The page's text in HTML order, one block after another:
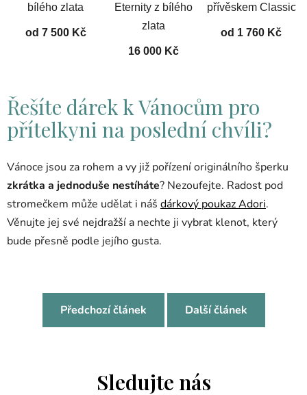
bílého zlata
od 7 500 Kč
Eternity z bílého
zlata
16 000 Kč
přívěskem Classic
od 1 760 Kč
Řešíte dárek k Vánocům pro
přítelkyni na poslední chvíli?
Vánoce jsou za rohem a vy již pořízení originálního šperku
zkrátka a jednoduše nestíháte? Nezoufejte. Radost pod
stromečkem může udělat i náš dárkový poukaz Adori.
Věnujte jej své nejdražší a nechte ji vybrat klenot, který
bude přesně podle jejího gusta.
Předchozí článek Další článek
Sledujte nás